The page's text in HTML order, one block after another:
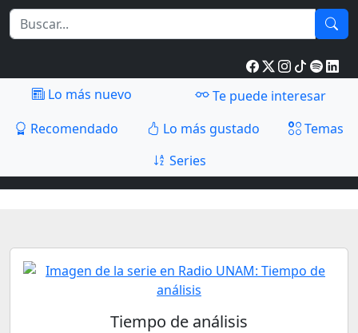
Lo más nuevo
Te puede interesar
Recomendado
Lo más gustado
Temas
Series
Tiempo de análisis